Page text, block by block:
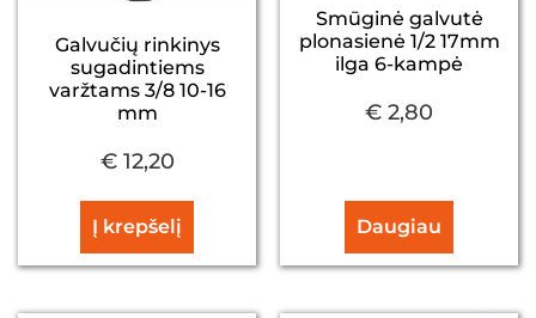
Galvučių rinkinys
sugadintiems
varžtams 3/8 10-16
mm
€12,20
Į krepšelį
Smūginė galvutė
plonasienė 1/2 17mm
ilga 6-kampė
€ 2,80
Daugiau